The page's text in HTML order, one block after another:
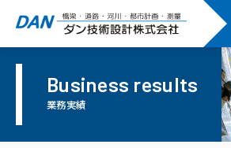
Business results
業務実績